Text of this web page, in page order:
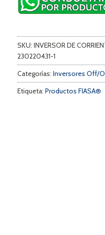
SKU: INVERSOR DE
230220431-1
Categorías: Inversores Off/
Etiqueta: Productos FIASA®